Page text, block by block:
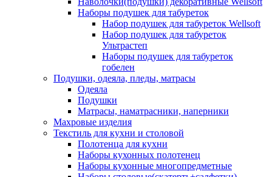
Наборы подушек для табуреток
Набор подушек для табуреток Wellsoft
Набор подушек для табуреток
Ультрастеп
Наборы подушек для табуреток
гобелен
Подушки, одеяла, пледы, матрасы
Одеяла
Подушки
Матрасы, наматрасники, наперники
Махровые изделия
Текстиль для кухни и столовой
Полотенца для кухни
Наборы кухонных полотенец
Наборы кухонные многопредметные